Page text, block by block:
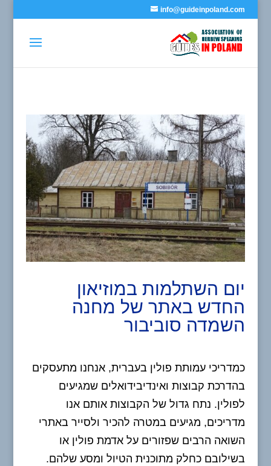
info@guideinpoland.com
יום השתלמות במוזיאון
החדש באתר של מחנה
השמדה סוביבור
כמדריכי עמותת פולין בעברית, אנחנו מתעסקים
בהדרכת קבוצות ואינדיבידואלים שמגיעים
לפולין. נתח גדול של הקבוצות אותם אנו
מדריכים, מגיעים במטרה להכיר ולסייר באתרי
השואה הרבים שפזורים על אדמת פולין או
בשילובם כחלק מתוכנית הטיול ומסע שלהם.